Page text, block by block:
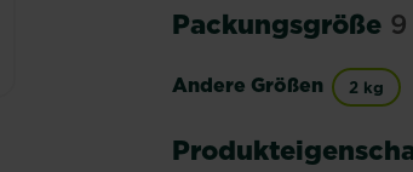
Packungsgröße
Andere Größen 2 kg